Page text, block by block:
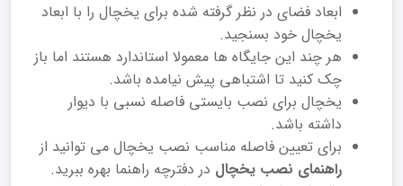
ابعاد فضای در نظر گرفته شده برای یخچال را با ابعاد
یخچال خود بسنجید.
هر چند این جایگاه ها معمولا استاندارد هستند اما باز
چک کنید تا اشتباهی پیش نیامده باشد.
یخچال برای نصب بایستی فاصله نسبی با دیوار
داشته باشد.
برای تعیین فاصله مناسب نصب یخچال می توانید از
راهنمای نصب یخچال در دفترچه راهنما بهره ببرید.